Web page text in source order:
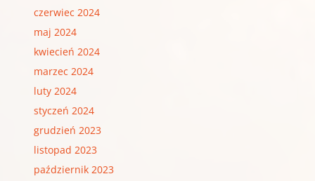
czerwiec 2024
maj 2024
kwiecień 2024
marzec 2024
luty 2024
styczeń 2024
grudzień 2023
listopad 2023
październik 2023